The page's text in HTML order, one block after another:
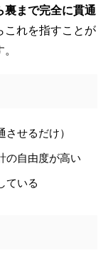
裏まで完全に貫通
これを指すことが
させるだけ）
の自由度が高い
ている